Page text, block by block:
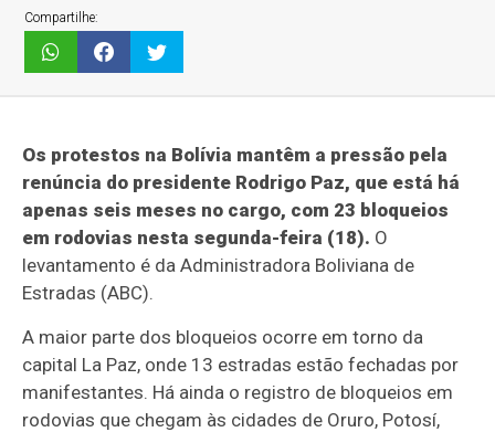
Compartilhe:
Os protestos na Bolívia mantêm a pressão pela
renúncia do presidente Rodrigo Paz, que está há
apenas seis meses no cargo, com 23 bloqueios
em rodovias nesta segunda-feira (18). O
levantamento é da Administradora Boliviana de
Estradas (ABC).
A maior parte dos bloqueios ocorre em torno da
capital La Paz, onde 13 estradas estão fechadas por
manifestantes. Há ainda o registro de bloqueios em
rodovias que chegam às cidades de Oruro, Potosí,